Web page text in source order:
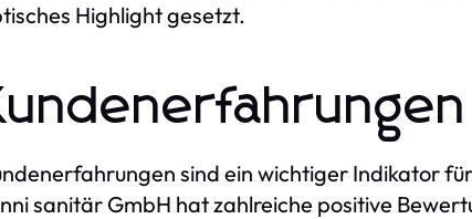
Highlight gesetzt.
sind ein wichtiger Indikator
sanitär GmbH hat zahlreiche positive